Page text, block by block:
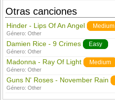
Otras canciones
Hinder - Lips Of An Angel Medium
Género:Other
Damien Rice - 9 Crimes Easy
Género:Other
Madonna - Ray Of Light Medium
Género:Other
Guns N' Roses - November Rain
Género:Other